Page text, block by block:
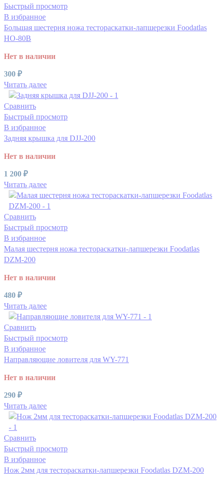
Быстрый просмотр
В избранное
Большая шестерня ножа тестораскатки-лапшерезки Foodatlas
HO-80B
Нет в наличии
300 ₽
Читать далее
Сравнить
Быстрый просмотр
В избранное
Задняя крышка для DJJ-200
Нет в наличии
1 200 ₽
Читать далее
Сравнить
Быстрый просмотр
В избранное
Малая шестерня ножа тестораскатки-лапшерезки Foodatlas
DZM-200
Нет в наличии
480 ₽
Читать далее
Сравнить
Быстрый просмотр
В избранное
Направляющие ловителя для WY-771
Нет в наличии
290 ₽
Читать далее
Сравнить
Быстрый просмотр
В избранное
Нож 2мм для тестораскатки-лапшерезки Foodatlas DZM-200